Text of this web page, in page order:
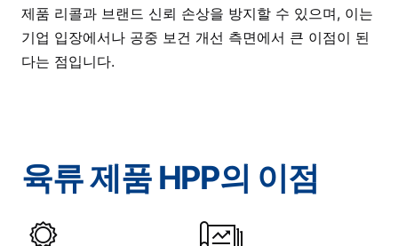
제품 리콜과 브랜드 신뢰 손상을 방지할 수 있으며, 이는
기업 입장에서나 공중 보건 개선 측면에서 큰 이점이 된
다는 점입니다.
육류 제품 HPP의 이점